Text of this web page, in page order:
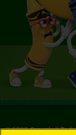
©2026Crayola®